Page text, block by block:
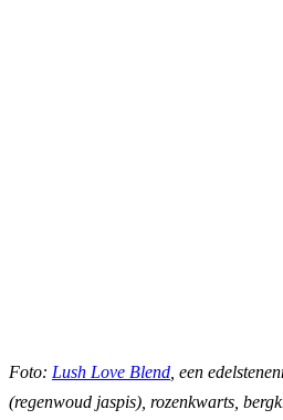
Foto: Lush Love Blend , een
(regenwoud jaspis), rozenkwarts,